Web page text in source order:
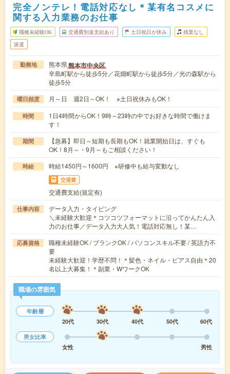
完全ノンテレ！電話対応なし＊某有名コスメに
関する入力業務のお仕事
職種未経験OK 交通費別途支給あり 土日祝日が休み 残業なし
派遣
勤務地 熊本県熊本市中央区
辛島町駅から徒歩5分／花畑町駅から徒歩5分／光の森駅から
徒歩5分
曜日頻度 月～日 週2日～OK！ ※土日祝休みもOK！
時間
1日4時間からOK！9時～23時の中でお好きな時間で働けま
す！
期間
【急募】即日～短期も長期もOK！就業開始日は、すぐも
OK！8月～・9月～もご相談ください！
時給 時給1450円～1600円 ※研修中も給与変動なし
交通費
交通費支給(規定有)
仕事内容
データ入力・タイピング
＼未経験大歓迎＊コツコツフォーマットに沿ってかんたん入
力のお仕事／データ入力大人気！電話対応無し！某…
応募資格
職種未経験OK / ブランクOK / パソコンスキル不要 / 英語力不
要
未経験大歓迎！学歴不問！＊髪色・ネイル・ピアス自由＊20
名以上大募集！＊副業・WワークOK
職場の雰囲気
年齢層
20代
30代 40代 50代
60代
男女比率
女性
男性